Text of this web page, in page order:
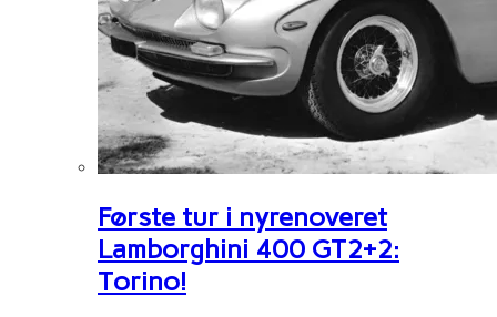
Første tur i nyrenoveret
Lamborghini 400 GT2+2:
Torino!